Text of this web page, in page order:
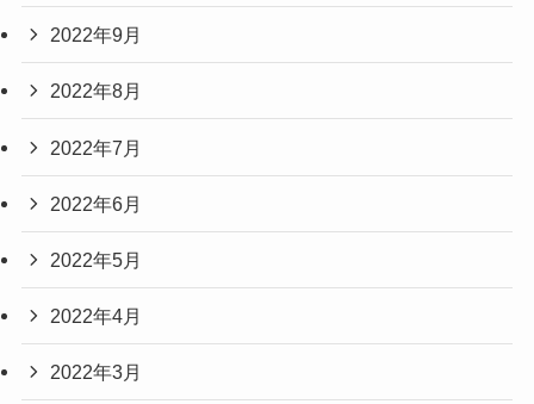
2022年9月
2022年8月
2022年7月
2022年6月
2022年5月
2022年4月
2022年3月